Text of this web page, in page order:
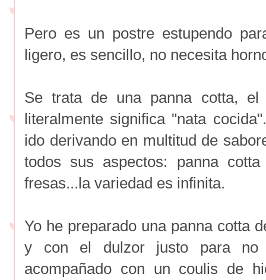
Pero es un postre estupendo
ligero, es sencillo, no necesita
Se trata de una panna cotta, el
literalmente significa "nata
ido derivando en multitud de
todos sus aspectos: panna
fresas...la variedad es infinita.
Yo he preparado una panna cotta
y con el dulzor justo para
acompañado con un coulis de